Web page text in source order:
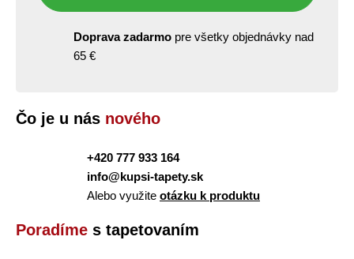
Doprava zadarmo pre všetky objednávky nad
65 €
Čo je u nás nového
+420 777 933 164
info@kupsi-tapety.sk
Alebo využite otázku k produktu
Poradíme s tapetovaním